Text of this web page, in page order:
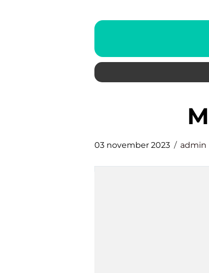
03 november 2023 admin